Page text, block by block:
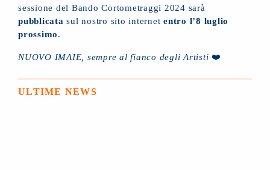
sessione del Bando Cortometraggi 2024 sarà
pubblicata sul nostro sito internet entro l’8 luglio
prossimo.
NUOVO IMAIE, sempre al fianco degli Artisti ❤️
ULTIME NEWS